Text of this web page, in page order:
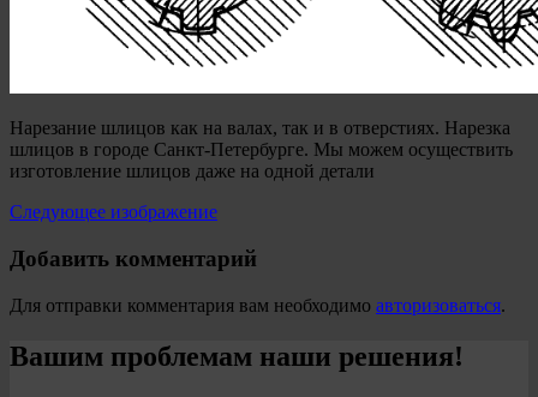
Нарезание шлицов как на валах, так и в отверстиях. Нарезка
шлицов в городе Санкт-Петербурге. Мы можем осуществить
изготовление шлицов даже на одной детали
Следующее изображение
Добавить комментарий
Для отправки комментария вам необходимо авторизоваться.
Вашим проблемам наши решения!